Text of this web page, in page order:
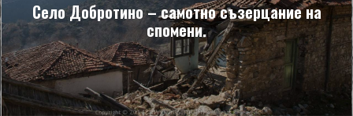
Село Добротино – самотно съзерцание на
спомени.